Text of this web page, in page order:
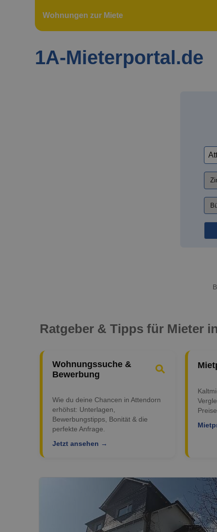
Wohnungen zur Miete
1A-Mieterportal.de
Ratgeber & Tipps für Mieter
Wohnungssuche &
Bewerbung
Wie du deine Chancen in Attendorn
erhöhst: Unterlagen,
Bewerbungstipps, Bonität & die
perfekte Anfrage.
Jetzt ansehen →